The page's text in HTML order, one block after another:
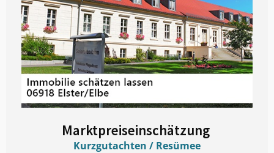
Marktpreiseinschätzung ​
Kurzgutachten / Resümee